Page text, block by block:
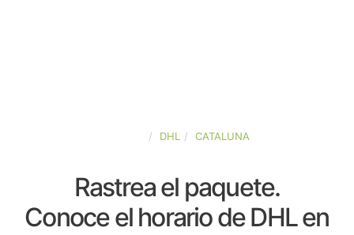
DHL CATALUNA
Rastrea el paquete.
Conoce el horario de DHL en